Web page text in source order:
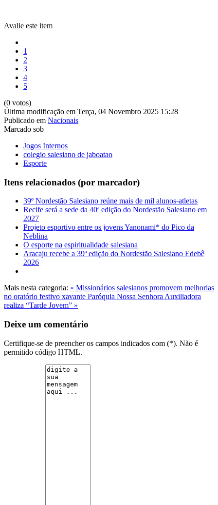
Avalie este item
1
2
3
4
5
(0 votos)
Última modificação em Terça, 04 Novembro 2025 15:28
Publicado em Nacionais
Marcado sob
Jogos Internos
colegio salesiano de jaboatao
Esporte
Itens relacionados (por marcador)
39º Nordestão Salesiano reúne mais de mil alunos-atletas
Recife será a sede da 40ª edição do Nordestão Salesiano em
2027
Projeto esportivo entre os jovens Yanonami* do Pico da
Neblina
O esporte na espiritualidade salesiana
Aracaju recebe a 39ª edição do Nordestão Salesiano Edebê
2026
Mais nesta categoria: « Missionários salesianos promovem melhorias
no oratório festivo xavante Paróquia Nossa Senhora Auxiliadora
realiza “Tarde Jovem” »
Deixe um comentário
Certifique-se de preencher os campos indicados com (*). Não é
permitido código HTML.